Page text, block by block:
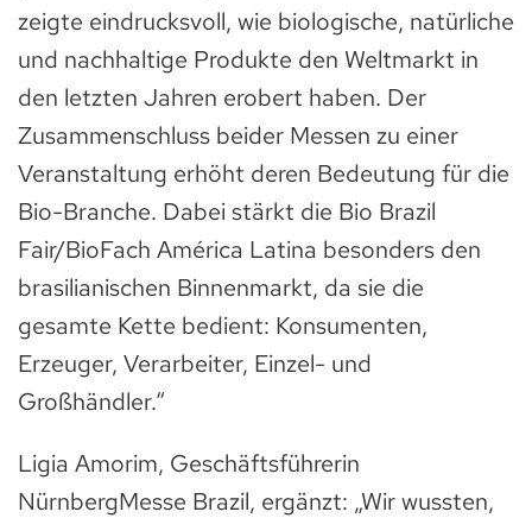
zeigte eindrucksvoll, wie biologische, natürliche
und nachhaltige Produkte den Weltmarkt in
den letzten Jahren erobert haben. Der
Zusammenschluss beider Messen zu einer
Veranstaltung erhöht deren Bedeutung für die
Bio-Branche. Dabei stärkt die Bio Brazil
Fair/BioFach América Latina besonders den
brasilianischen Binnenmarkt, da sie die
gesamte Kette bedient: Konsumenten,
Erzeuger, Verarbeiter, Einzel- und
Großhändler.“
Ligia Amorim, Geschäftsführerin
NürnbergMesse Brazil, ergänzt: „Wir wussten,